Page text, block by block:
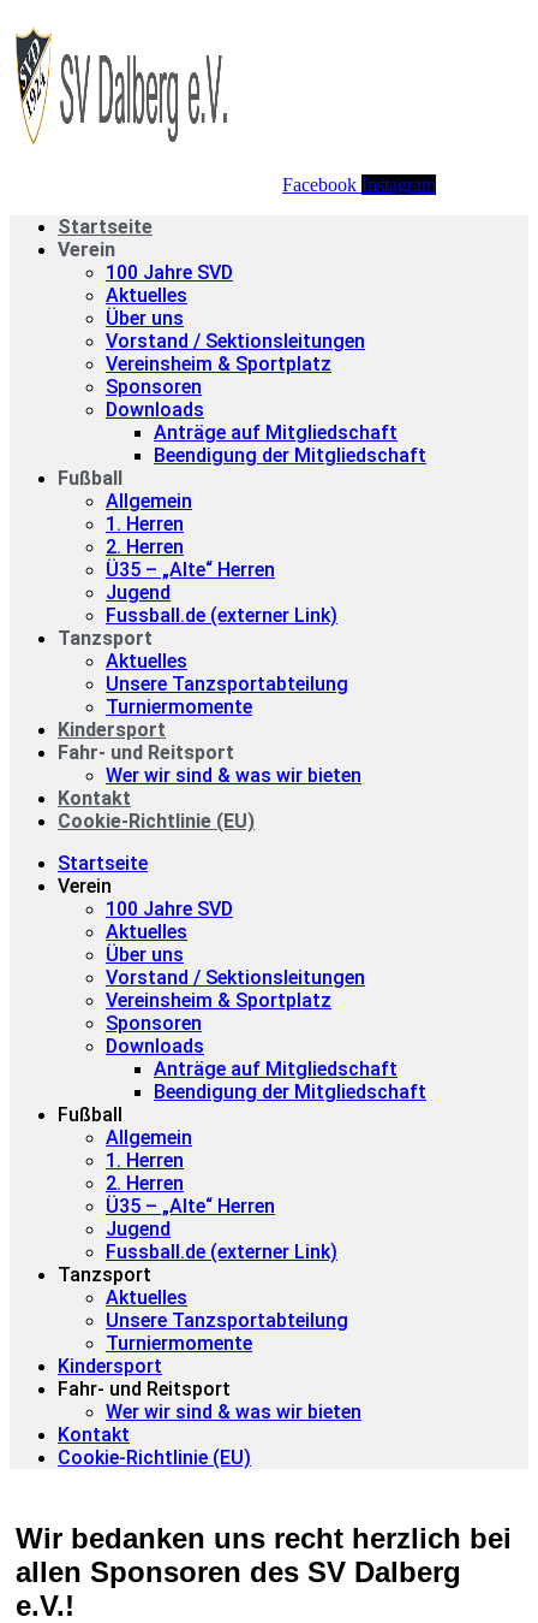
Facebook Instagram
Startseite
Verein
100 Jahre SVD
Aktuelles
Über uns
Vorstand / Sektionsleitungen
Vereinsheim & Sportplatz
Sponsoren
Downloads
Anträge auf Mitgliedschaft
Beendigung der Mitgliedschaft
Fußball
Allgemein
1. Herren
2. Herren
Ü35 – „Alte“ Herren
Jugend
Fussball.de (externer Link)
Tanzsport
Aktuelles
Unsere Tanzsportabteilung
Turniermomente
Kindersport
Fahr- und Reitsport
Wer wir sind & was wir bieten
Kontakt
Cookie-Richtlinie (EU)
Startseite
Verein
100 Jahre SVD
Aktuelles
Über uns
Vorstand / Sektionsleitungen
Vereinsheim & Sportplatz
Sponsoren
Downloads
Anträge auf Mitgliedschaft
Beendigung der Mitgliedschaft
Fußball
Allgemein
1. Herren
2. Herren
Ü35 – „Alte“ Herren
Jugend
Fussball.de (externer Link)
Tanzsport
Aktuelles
Unsere Tanzsportabteilung
Turniermomente
Kindersport
Fahr- und Reitsport
Wer wir sind & was wir bieten
Kontakt
Cookie-Richtlinie (EU)
Wir bedanken uns recht herzlich bei
allen Sponsoren des SV Dalberg
e.V.!